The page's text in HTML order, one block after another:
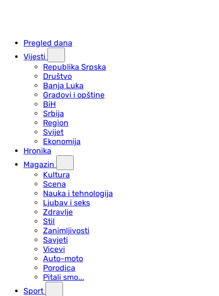
Pregled dana
Vijesti
Republika Srpska
Društvo
Banja Luka
Gradovi i opštine
BiH
Srbija
Region
Svijet
Ekonomija
Hronika
Magazin
Kultura
Scena
Nauka i tehnologija
Ljubav i seks
Zdravlje
Stil
Zanimljivosti
Savjeti
Vicevi
Auto-moto
Porodica
Pitali smo...
Sport